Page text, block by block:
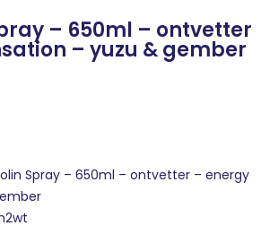
– 650ml – ontvetter
– yuzu & gember
Spray – 650ml – ontvetter – energy